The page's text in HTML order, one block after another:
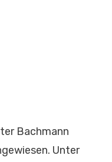
Bachmann
Unter